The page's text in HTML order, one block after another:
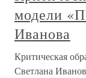
модели
Иванова
Критическая
Светлана